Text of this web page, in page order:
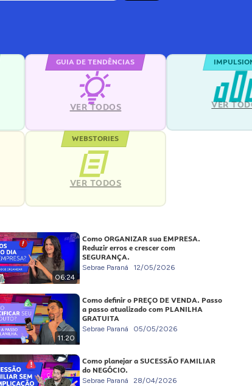
GUIA DE TENDÊNCIAS
VER TODOS VER
WEBSTORIES
VER TODOS
06:24
Como ORGANIZAR sua EMPRESA.
Reduzir erros e crescer com
SEGURANÇA.
Sebrae Paraná 12/05/2026
11:20
Como definir o PREÇO DE VENDA. Passo
a passo atualizado com PLANILHA
GRATUITA
Sebrae Paraná 05/05/2026
Como planejar a SUCESSÃO FAMILIAR
do NEGÓCIO.
Sebrae Paraná 28/04/2026